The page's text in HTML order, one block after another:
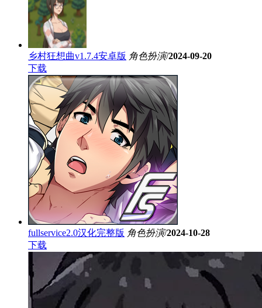
乡村狂想曲v1.7.4安卓版 角色扮演/2024-09-20
下载
fullservice2.0汉化完整版 角色扮演/2024-10-28
下载